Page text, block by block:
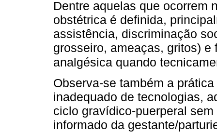
Dentre aquelas que ocorrem
obstétrica é definida,
assistência, discriminação
grosseiro, ameaças, gritos)
analgésica quando
Observa-se também a
inadequado de tecnologias,
ciclo gravídico-puerperal
informado da gestante/